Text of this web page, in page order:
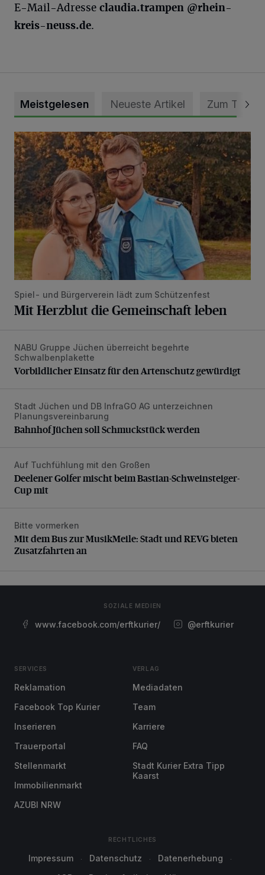
E-Mail-Adresse claudia.trampen @rhein-
kreis-neuss.de.
Meistgelesen Neueste Artikel Zum Thema
Mit Herzblut die Gemeinschaft leben
Spiel- und Bürgerverein lädt zum Schützenfest
Mit Herzblut die Gemeinschaft leben
Vorbildlicher Einsatz für den Artenschutz gewürdigt
NABU Gruppe Jüchen überreicht begehrte
Schwalbenplakette
Vorbildlicher Einsatz für den Artenschutz gewürdigt
Bahnhof Jüchen soll Schmuckstück werden
Stadt Jüchen und DB InfraGO AG unterzeichnen
Planungsvereinbarung
Bahnhof Jüchen soll Schmuckstück werden
Deelener Golfer mischt beim Bastian-Schweinsteiger-
Auf Tuchfühlung mit den Großen
Deelener Golfer mischt beim Bastian-Schweinsteiger-
Cup mit
Mit dem Bus zur MusikMeile: Stadt und REVG bieten
Bitte vormerken
Mit dem Bus zur MusikMeile: Stadt und REVG bieten
Zusatzfahrten an
SOZIALE MEDIEN
www.facebook.com/erftkurier/ @erftkurier
SERVICES
Reklamation
Facebook Top Kurier
Inserieren
Trauerportal
Stellenmarkt
Immobilienmarkt
AZUBI NRW
VERLAG
Mediadaten
Team
Karriere
FAQ
Stadt Kurier Extra Tipp
Kaarst
RECHTLICHES
Impressum Datenschutz
Datenerhebung